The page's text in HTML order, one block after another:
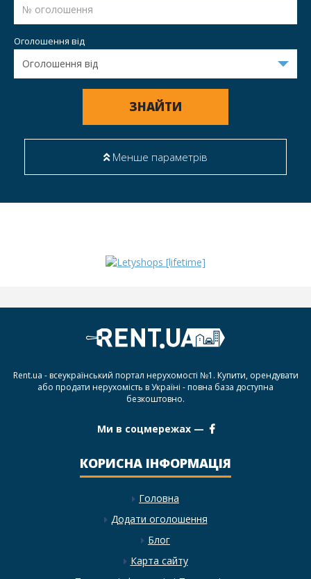
Оголошення від
ЗНАЙТИ
Менше параметрів
Rent.ua - всеукраїнський портал нерухомості №1. Купити, орендувати
або продати нерухомість в Україні - повна база доступна
безкоштовно.
Ми в соцмережах —
КОРИСНА ІНФОРМАЦІЯ
Головна
Додати оголошення
Блог
Карта сайту